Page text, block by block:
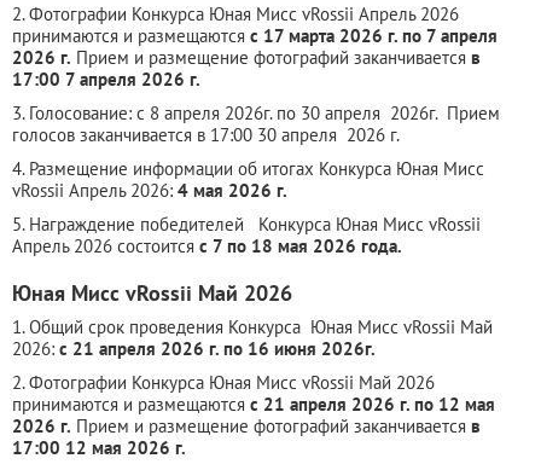
2. Фотографии Конкурса Юная Мисс vRossii Апрель 2026
принимаются и размещаются с 17 марта 2026 г. по 7 апреля
2026 г. Прием и размещение фотографий заканчивается в
17:00 7 апреля 2026 г.
3. Голосование: с 8 апреля 2026г. по 30 апреля 2026г. Прием
голосов заканчивается в 17:00 30 апреля 2026 г.
4. Размещение информации об итогах Конкурса Юная Мисс
vRossii Апрель 2026: 4 мая 2026 г.
5. Награждение победителей Конкурса Юная Мисс vRossii
Апрель 2026 состоится с 7 по 18 мая 2026 года.
Юная Мисс vRossii Май 2026
1. Общий срок проведения Конкурса Юная Мисс vRossii Май
2026: с 21 апреля 2026 г. по 16 июня 2026г.
2. Фотографии Конкурса Юная Мисс vRossii Май 2026
принимаются и размещаются с 21 апреля 2026 г. по 12 мая
2026 г. Прием и размещение фотографий заканчивается в
17:00 12 мая 2026 г.